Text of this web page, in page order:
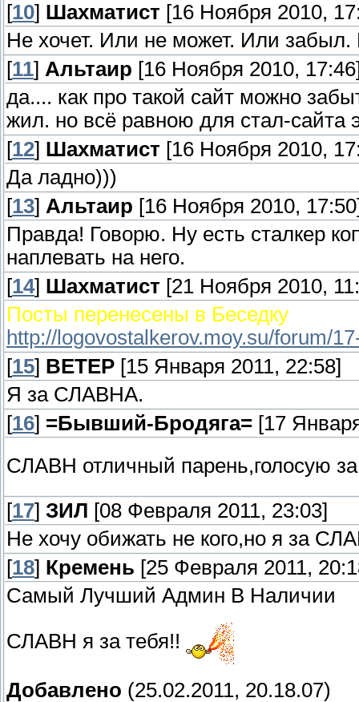
[10] Шахматист [16 Ноября 2010,
Не хочет. Или не может. Или забыл.
[11] Альтаир [16 Ноября 2010,
да.... как про такой сайт можно
жил. но всё равною для стал-сайта
[12] Шахматист [16 Ноября 2010,
Да ладно)))
[13] Альтаир [16 Ноября 2010,
Правда! Говорю. Ну есть сталкер
наплевать на него.
[14] Шахматист [21 Ноября 2010,
Посты перенесены в Беседку
http://logovostalkerov.moy.su/forum/
[15] ВЕТЕР [15 Января 2011, 22:58]
Я за СЛАВНА.
[16] =Бывший-Бродяга= [17
СЛАВН отличный парень,голосую
[17] ЗИЛ [08 Февраля 2011, 23:03]
Не хочу обижать не кого,но я за
[18] Кремень [25 Февраля 2011,
Самый Лучший Админ В Наличии
СЛАВН я за тебя!!
Добавлено (25.02.2011, 20.18.07)